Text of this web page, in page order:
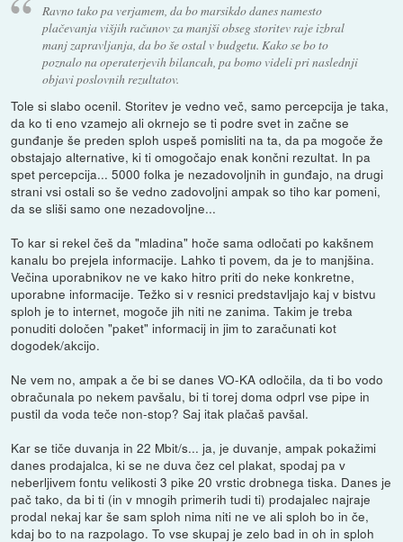
Ravno tako pa verjamem, da bo marsikdo danes namesto
plačevanja višjih računov za manjši obseg storitev raje izbral
manj zapravljanja, da bo še ostal v budgetu. Kako se bo to
poznalo na operaterjevih bilancah, pa bomo videli pri naslednji
objavi poslovnih rezultatov.
Tole si slabo ocenil. Storitev je vedno več, samo percepcija je taka,
da ko ti eno vzamejo ali okrnejo se ti podre svet in začne se
gunđanje še preden sploh uspeš pomisliti na ta, da pa mogoče že
obstajajo alternative, ki ti omogočajo enak končni rezultat. In pa
spet percepcija... 5000 folka je nezadovoljnih in gunđajo, na drugi
strani vsi ostali so še vedno zadovoljni ampak so tiho kar pomeni,
da se sliši samo one nezadovoljne...
To kar si rekel češ da "mladina" hoče sama odločati po kakšnem
kanalu bo prejela informacije. Lahko ti povem, da je to manjšina.
Večina uporabnikov ne ve kako hitro priti do neke konkretne,
uporabne informacije. Težko si v resnici predstavljajo kaj v bistvu
sploh je to internet, mogoče jih niti ne zanima. Takim je treba
ponuditi določen "paket" informacij in jim to zaračunati kot
dogodek/akcijo.
Ne vem no, ampak a če bi se danes VO-KA odločila, da ti bo vodo
obračunala po nekem pavšalu, bi ti torej doma odprl vse pipe in
pustil da voda teče non-stop? Saj itak plačaš pavšal.
Kar se tiče duvanja in 22 Mbit/s... ja, je duvanje, ampak pokažimi
danes prodajalca, ki se ne duva čez cel plakat, spodaj pa v
neberljivem fontu velikosti 3 pike 20 vrstic drobnega tiska. Danes je
pač tako, da bi ti (in v mnogih primerih tudi ti) prodajalec najraje
prodal nekaj kar še sam sploh nima niti ne ve ali sploh bo in če,
kdaj bo to na razpolago. To vse skupaj je zelo bad in oh in sploh